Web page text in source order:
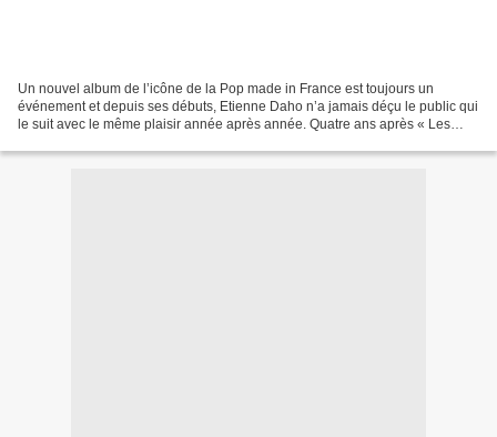
Un nouvel album de l’icône de la Pop made in France est toujours un
événement et depuis ses débuts, Etienne Daho n’a jamais déçu le public qui
le suit avec le même plaisir année après année. Quatre ans après « Les